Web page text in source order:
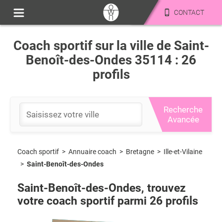
CONTACT
Coach sportif sur la ville de Saint-
Benoît-des-Ondes 35114 : 26
profils
Recherche
Avancée
Coach sportif > Annuaire coach > Bretagne > Ille-et-Vilaine
> Saint-Benoît-des-Ondes
Saint-Benoît-des-Ondes, trouvez
votre coach sportif parmi 26 profils